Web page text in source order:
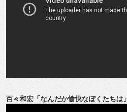
百々和宏「なんだか愉快なぼくたちは」